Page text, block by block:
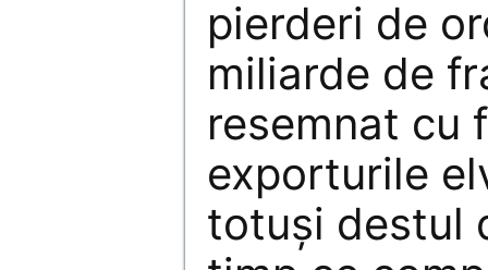
pierderi de
miliarde de
resemnat cu
exporturile
totuşi destul